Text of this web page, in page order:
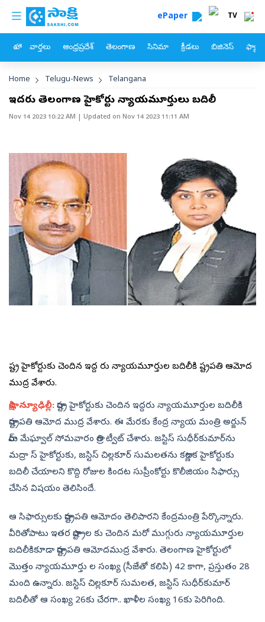
Skip to main content
custom menu ePaper TV
హోం వార్తలు ఆంధ్రప్రదేశ్ తెలంగాణ సినిమా క్రీడలు బిజినెస్
Breadcrumb
Home Telugu-News Telangana
ఇద్దరు తెలంగాణ హైకోర్టు న్యాయమూర్తులు బదిలీ
Nov 14 2023 10:22 AM | Updated on Nov 14 2023 11:11 AM
రాష్ట్ర హైకోర్టుకు చెందిన ఇద్ద రు న్యాయమూర్తుల బదిలీకి రాష్ట్రపతి ఆమోద
ముద్ర వేశారు.
సాక్షి, న్యూఢిల్లీ: రాష్ట్ర హైకోర్టుకు చెందిన ఇద్దరు న్యాయమూర్తుల బదిలీకి
రాష్ట్రపతి ఆమోద ముద్ర వేశారు. ఈ మేరకు కేంద్ర న్యాయ మంత్రి అర్జున్‌
రామ్‌ మేఘ్వాల్‌ సోమవారం రాత్రి ట్వీట్‌ చేశారు. జస్టిస్‌ సుధీర్‌కుమార్‌ను
మద్రా స్‌ హైకోర్టుకు, జస్టిస్‌ చిల్లకూర్‌ సుమలతను కర్ణాటక హైకోర్టుకు
బదిలీ చేయాలని కొద్ది రోజుల కిందట సుప్రీంకోర్టు కొలీజియం సిఫార్సు
చేసిన విషయం తెలిసిందే.
ఆ సిఫార్సులకు రాష్ట్రపతి ఆమోదం తెలిపారని కేంద్రమంత్రి పేర్కొన్నారు.
వీరితోపాటు ఇతర రాష్ట్రాల కు చెందిన మరో ముగ్గురు న్యాయమూర్తుల
బదిలీకికూడా రాష్ట్రపతి ఆమోదముద్ర వేశారు. తెలంగాణ హైకోర్టులో
మొత్తం న్యాయమూర్తు ల సంఖ్య (సీజేతో కలిపి) 42 కాగా, ప్రస్తుతం 28
మంది ఉన్నారు. జస్టిస్‌ చిల్లకూర్‌ సుమలత, జస్టిస్‌ సుధీర్‌కుమార్‌
బదిలీతో ఆ సంఖ్య 26కు చేరగా.. ఖాళీల సంఖ్య 16కు పెరిగింది.